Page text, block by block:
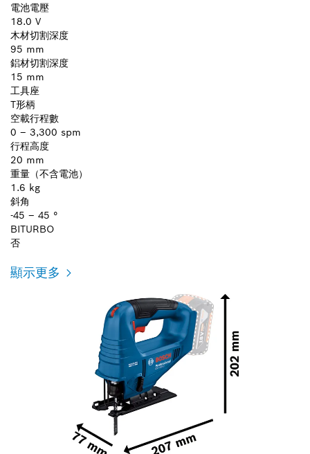
電池電壓
18.0 V
木材切割深度
95 mm
鋁材切割深度
15 mm
工具座
T形柄
空載行程數
0 – 3,300 spm
行程高度
20 mm
重量（不含電池）
1.6 kg
斜角
-45 – 45 °
BITURBO
否
顯示更多